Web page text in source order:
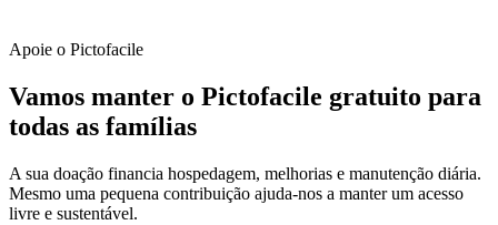
Apoie o Pictofacile
Vamos manter o Pictofacile gratuito para
todas as famílias
A sua doação financia hospedagem, melhorias e manutenção diária.
Mesmo uma pequena contribuição ajuda-nos a manter um acesso
livre e sustentável.